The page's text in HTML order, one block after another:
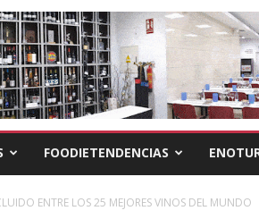
FOODIETENDENCIAS
ENTRE LOS 25 MEJORES VINOS DEL MUNDO